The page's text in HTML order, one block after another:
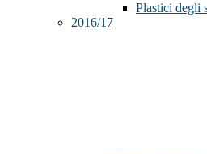
Plastici degli
2016/17